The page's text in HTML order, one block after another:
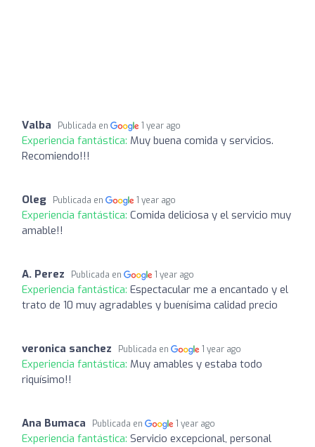
Valba Publicada en 1 year ago
Experiencia fantástica: Muy buena comida y servicios.
Recomiendo!!!
Oleg Publicada en 1 year ago
Experiencia fantástica: Comida deliciosa y el servicio muy
amable!!
A. Perez Publicada en 1 year ago
Experiencia fantástica: Espectacular me a encantado y el
trato de 10 muy agradables y buenísima calidad precio
veronica sanchez Publicada en 1 year ago
Experiencia fantástica: Muy amables y estaba todo
riquísimo!!
Ana Bumaca Publicada en 1 year ago
Experiencia fantástica: Servicio excepcional, personal